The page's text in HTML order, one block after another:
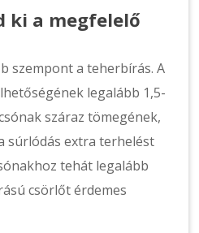
ki a megfelelő
szempont a teherbírás. A
legalább 1,5-
száraz tömegének,
súrlódás extra terhelést
tehát legalább
csörlőt érdemes